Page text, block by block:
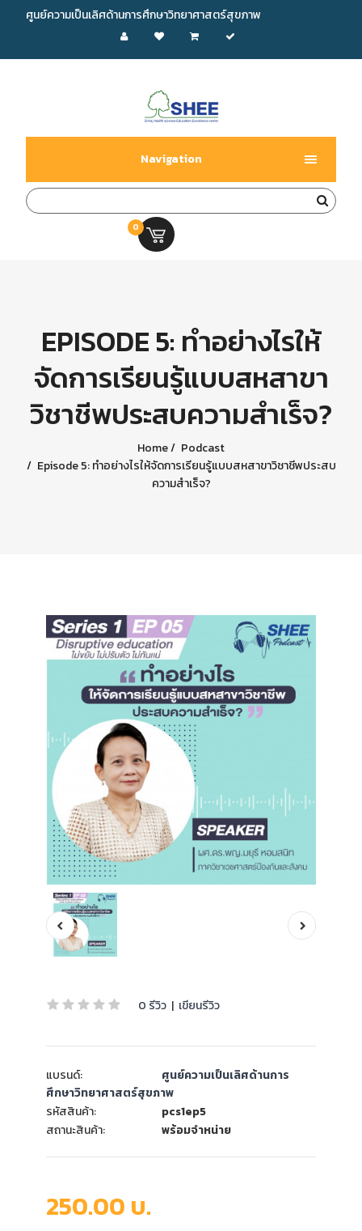
ศูนย์ความเป็นเลิศด้านการศึกษาวิทยาศาสตร์สุขภาพ
Navigation
0
EPISODE 5: ทำอย่างไรให้
จัดการเรียนรู้แบบสหสาขา
วิชาชีพประสบความสำเร็จ?
Home
Podcast
Episode 5: ทำอย่างไรให้จัดการเรียนรู้แบบสหสาขาวิชาชีพประสบ
ความสำเร็จ?
0 รีวิว | เขียนรีวิว
แบรนด์:
ศูนย์ความเป็นเลิศด้านการ
ศึกษาวิทยาศาสตร์สุขภาพ
รหัสสินค้า:
pcs1ep5
สถานะสินค้า:
พร้อมจำหน่าย
250.00 บ.